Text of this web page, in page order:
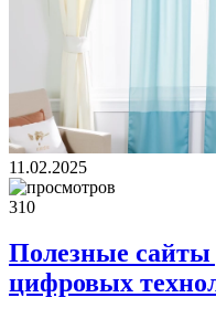
11.02.2025
310
Полезные сайты
цифровых